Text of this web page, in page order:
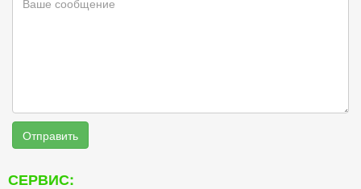
Отправить
СЕРВИС: